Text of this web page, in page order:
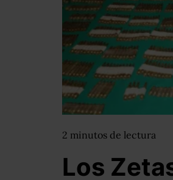
2 minutos de lectura
Los